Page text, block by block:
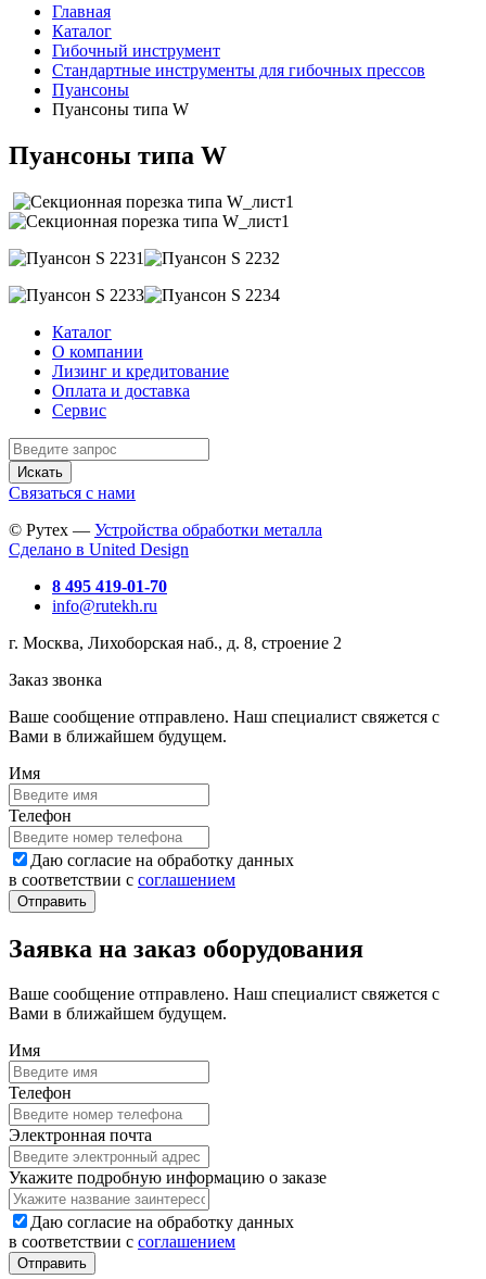
Главная
Каталог
Гибочный инструмент
Стандартные инструменты для гибочных прессов
Пуансоны
Пуансоны типа W
Пуансоны типа W
Каталог
О компании
Лизинг и кредитование
Оплата и доставка
Сервис
Искать
Связаться с нами
© Рутех — Устройства обработки металла
Сделано в United Design
8 495 419-01-70
info@rutekh.ru
г. Москва, Лихоборская наб., д. 8, строение 2
Заказ звонка
Ваше сообщение отправлено. Наш специалист свяжется с
Вами в ближайшем будущем.
Имя
Телефон
Даю согласие на обработку данных
в соответствии с соглашением
Заявка на заказ оборудования
Ваше сообщение отправлено. Наш специалист свяжется с
Вами в ближайшем будущем.
Имя
Телефон
Электронная почта
Укажите подробную информацию о заказе
Даю согласие на обработку данных
в соответствии с соглашением